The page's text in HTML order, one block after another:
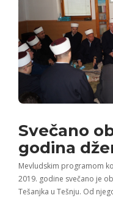
Svečano
godina
Mevludskim programom
2019. godine svečano je
Tešanjka u Tešnju. Od